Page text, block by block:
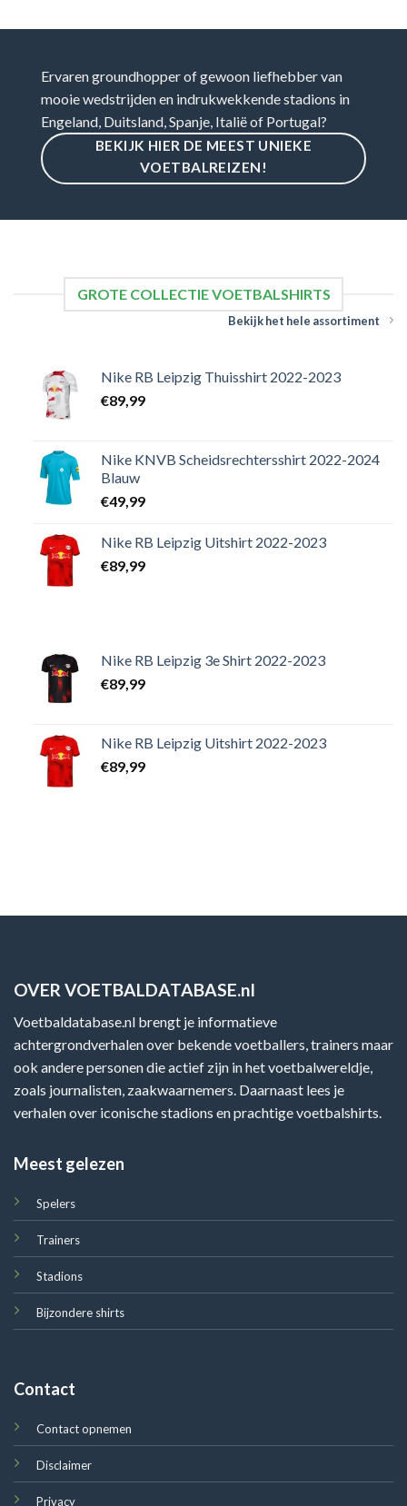
Ervaren groundhopper of gewoon liefhebber van
mooie wedstrijden en indrukwekkende stadions in
Engeland, Duitsland, Spanje, Italië of Portugal?
BEKIJK HIER DE MEEST UNIEKE
VOETBALREIZEN!
GROTE COLLECTIE VOETBALSHIRTS
Bekijk het hele assortiment
Nike RB Leipzig Thuisshirt 2022-2023
€89,99
Nike KNVB Scheidsrechtersshirt 2022-2024
Blauw
€49,99
Nike RB Leipzig Uitshirt 2022-2023
€89,99
Nike RB Leipzig 3e Shirt 2022-2023
€89,99
Nike RB Leipzig Uitshirt 2022-2023
€89,99
OVER VOETBALDATABASE.nl
Voetbaldatabase.nl brengt je informatieve
achtergrondverhalen over bekende voetballers, trainers maar
ook andere personen die actief zijn in het voetbalwereldje,
zoals journalisten, zaakwaarnemers. Daarnaast lees je
verhalen over iconische stadions en prachtige voetbalshirts.
Meest gelezen
Spelers
Trainers
Stadions
Bijzondere shirts
Contact
Contact opnemen
Disclaimer
Privacy